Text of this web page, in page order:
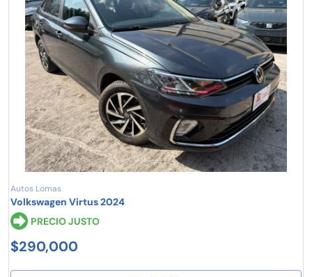
Autos Lomas
Volkswagen Virtus 2024
PRECIO JUSTO
$290,000